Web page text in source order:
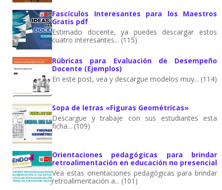
Fascículos Interesantes para los Maestros
Gratis pdf
Estimado docente, ya puedes descargar estos
cuatro interesantes... (115)
Rúbricas para Evaluación de Desempeño
Docente (Ejemplos)
En este post, vea y descargue modelos muy... (114)
Sopa de letras «Figuras Geométricas»
Descargue y trabaje con sus estudiantes esta
ficha... (109)
Orientaciones pedagógicas para brindar
retroalimentación en educación no presencial
Vea estas orientaciones pedagógicas para brindar
retroalimentación a... (101)